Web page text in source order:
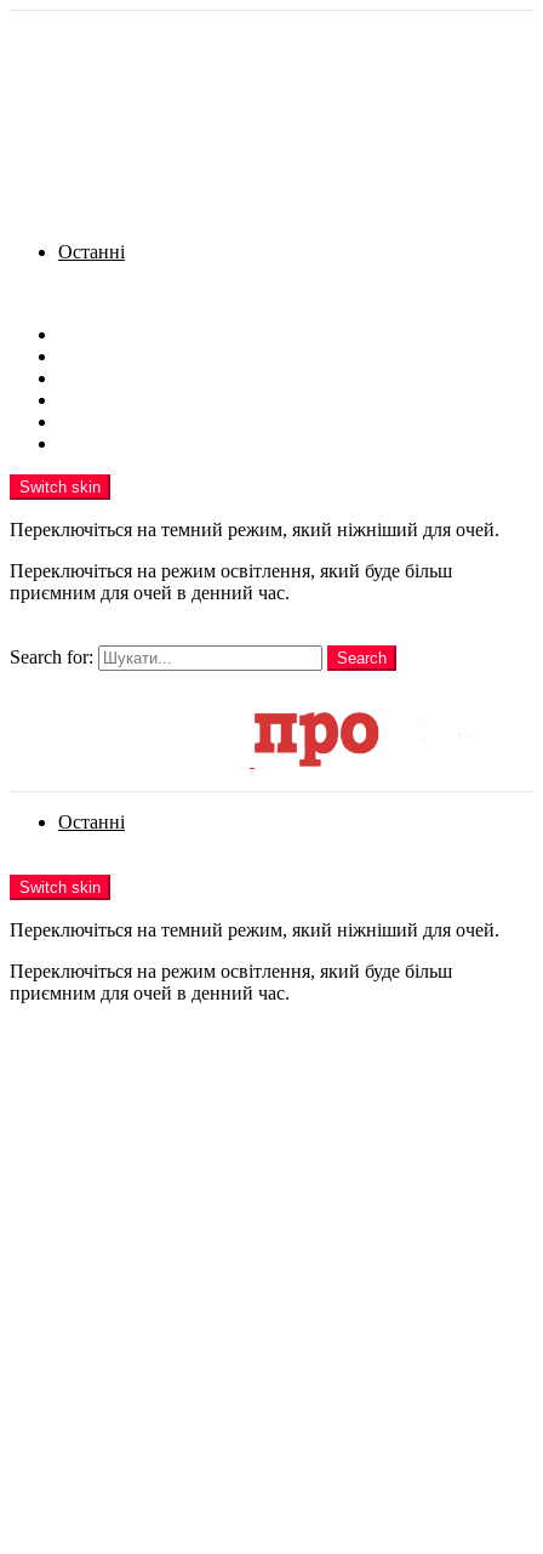
Останні
Switch skin
Переключіться на темний режим, який ніжніший для очей.
Переключіться на режим освітлення, який буде більш
приємним для очей в денний час.
Search for:
Search
Останні
Switch skin
Переключіться на темний режим, який ніжніший для очей.
Переключіться на режим освітлення, який буде більш
приємним для очей в денний час.